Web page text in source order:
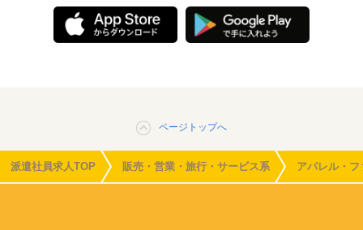
ページトップへ
派遣社員求人TOP 販売・営業・旅行・サービス系 アパレル・